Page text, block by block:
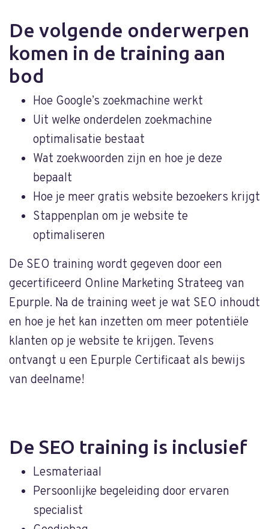
De volgende onderwerpen
komen in de training aan
bod
Hoe Google’s zoekmachine werkt
Uit welke onderdelen zoekmachine
optimalisatie bestaat
Wat zoekwoorden zijn en hoe je deze
bepaalt
Hoe je meer gratis website bezoekers krijgt
Stappenplan om je website te
optimaliseren
De SEO training wordt gegeven door een
gecertificeerd Online Marketing Strateeg van
Epurple. Na de training weet je wat SEO inhoudt
en hoe je het kan inzetten om meer potentiële
klanten op je website te krijgen. Tevens
ontvangt u een Epurple Certificaat als bewijs
van deelname!
De SEO training is inclusief
Lesmateriaal
Persoonlijke begeleiding door ervaren
specialist